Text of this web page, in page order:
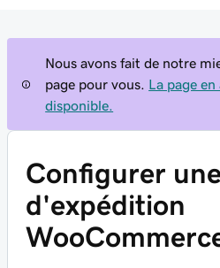
Nous avons fait de notre
page pour vous.
La page
disponible.
Configurer
d'expédition